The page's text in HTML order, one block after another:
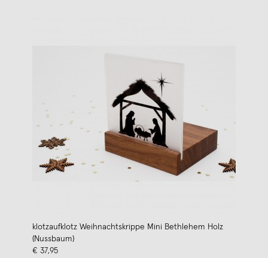
klotzaufklotz Weihnachtskrippe Mini Bethlehem Holz
(Nussbaum)
€ 37,95